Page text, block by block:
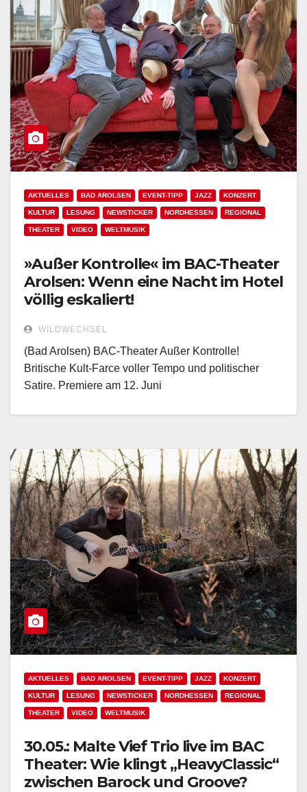
AKTUELLES BAD AROLSEN EVENT-TIPP JAZZ KONZERT
KULTUR LESUNG NEWSTICKER NORDHESSEN REGIONAL
THEATER VIDEO WELTMUSIK
»Außer Kontrolle« im BAC-Theater
Arolsen: Wenn eine Nacht im Hotel
völlig eskaliert!
WILDWECHSEL
(Bad Arolsen) BAC-Theater Außer Kontrolle!
Britische Kult-Farce voller Tempo und politischer
Satire. Premiere am 12. Juni
AKTUELLES BAD AROLSEN EVENT-TIPP JAZZ KONZERT
KULTUR LESUNG NEWSTICKER NORDHESSEN REGIONAL
THEATER VIDEO WELTMUSIK
30.05.: Malte Vief Trio live im BAC
Theater: Wie klingt „HeavyClassic“
zwischen Barock und Groove?